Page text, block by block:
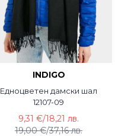
INDIGO
Едноцветен дамски шал
12107-09
19,00 €/37,16 лв.
9,31 €/18,21 лв.